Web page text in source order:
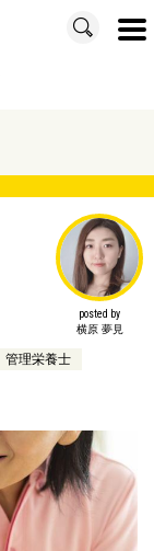
t
o
i
posted by
横原 夢見
管理栄養士